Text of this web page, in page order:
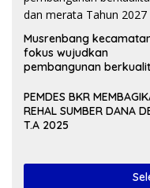
Musrenbang
fokus wujudkan
pembangunan
PEMDES BKR
REHAL SUMBER DANA
T.A 2025